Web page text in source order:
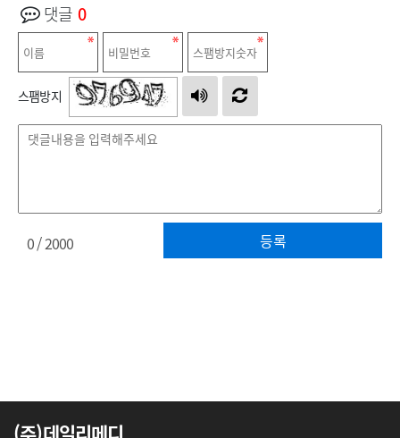
댓글 0
스팸방지
등록
0/ 2000